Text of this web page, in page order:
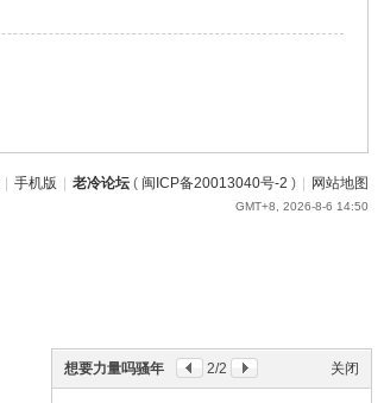
关闭
想要力量吗骚年 2/2
手机版 老冷论坛( 闽ICP备20013040号-2 ) 网站地图
GMT+8, 2026-8-6 14:50